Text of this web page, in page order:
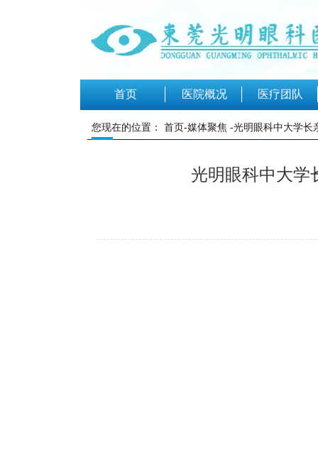
首页 医院概况 医疗团队
您现在的位置： 首页-媒体聚焦 -光明眼科中大学长
光明眼科中大学